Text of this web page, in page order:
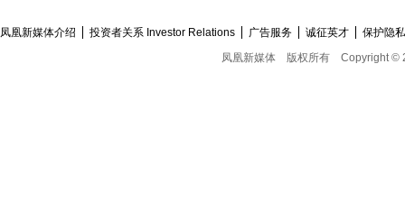
凤凰新媒体介绍 投资者关系 Investor Relations 广告服务 诚征英才
保护隐
凤凰新媒体
版权所有 Copyright ©